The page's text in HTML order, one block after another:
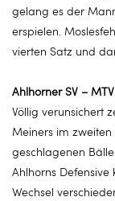
gelang es der
erspielen.
vierten Satz und
Ahlhorner SV – MTV
Völlig verunsichert
Meiners im
geschlagenen
Ahlhorns
Wechsel